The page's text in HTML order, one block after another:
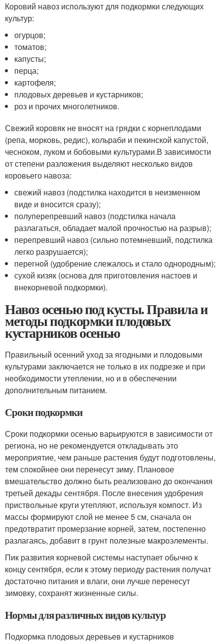
Коровий навоз используют для подкормки следующих
культур:
огурцов;
томатов;
капусты;
перца;
картофеля;
плодовых деревьев и кустарников;
роз и прочих многолетников.
Свежий коровяк не вносят на грядки с корнеплодами
(репа, морковь, редис), кольраби и пекинской капустой,
чесноком, луком и бобовыми культурами.В зависимости
от степени разложения выделяют несколько видов
коровьего навоза:
свежий навоз (подстилка находится в неизменном
виде и вносится сразу);
полуперепревший навоз (подстилка начала
разлагаться, обладает малой прочностью на разрыв);
перепревший навоз (сильно потемневший, подстилка
легко разрушается);
перегной (удобрение слежалось и стало однородным);
сухой кизяк (основа для приготовления настоев и
внекорневой подкормки).
Навоз осенью под кусты. Правила и
методы подкормки плодовых
кустарников осенью
Правильный осенний уход за ягодными и плодовыми
культурами заключается не только в их подрезке и при
необходимости утеплении, но и в обеспечении
дополнительным питанием.
Сроки подкормки
Сроки подкормки осенью варьируются в зависимости от
региона, но не рекомендуется откладывать это
мероприятие, чем раньше растения будут подготовлены,
тем спокойнее они перенесут зиму. Плановое
вмешательство должно быть реализовано до окончания
третьей декады сентября. После внесения удобрения
приствольные круги утепляют, используя компост. Из
массы формируют слой не менее 5 см, сначала он
предотвратит промерзание корней, затем, постепенно
разлагаясь, добавит в грунт полезные макроэлементы.
Пик развития корневой системы наступает обычно к
концу сентября, если к этому периоду растения получат
достаточно питания и влаги, они лучше перенесут
зимовку, сохранят жизненные силы.
Нормы для различных видов культур
Подкормка плодовых деревьев и кустарников